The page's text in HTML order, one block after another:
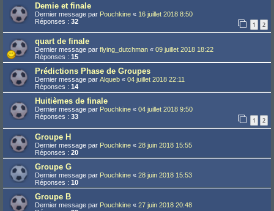
Demie et finale
Dernier message par Pouchkine « 16 juillet 2018 8:50
Réponses : 32 1 2
quart de finale
Dernier message par flying_dutchman « 09 juillet 2018 18:22
Réponses : 15
Prédictions Phase de Groupes
Dernier message par Alqueb « 04 juillet 2018 22:11
Réponses : 14
Huitièmes de finale
Dernier message par Pouchkine « 04 juillet 2018 9:50
Réponses : 33 1 2
Groupe H
Dernier message par Pouchkine « 28 juin 2018 15:55
Réponses : 20
Groupe G
Dernier message par Pouchkine « 28 juin 2018 15:53
Réponses : 10
Groupe B
Dernier message par Pouchkine « 27 juin 2018 20:48